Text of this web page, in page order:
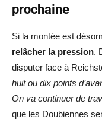
prochaine
Si la montée est
relâcher la pression.
disputer face à
huit ou dix points
On va continuer de
que les Doubiennes